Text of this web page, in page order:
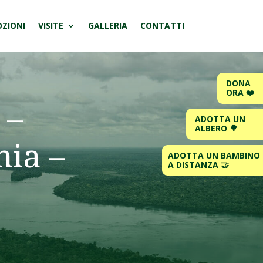
VISITE GALLERIA CONTATTI
–
DONA
ORA ❤️
ADOTTA UN
ALBERO 🌳
ADOTTA UN BAMBINO
A DISTANZA 🤝